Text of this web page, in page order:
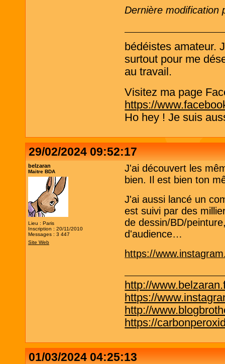
Dernière modification
bédéistes amateur.
surtout pour me
au travail.
Visitez ma page
https://
Ho hey ! Je suis
29/02/2024 09:52:17
belzaran
Maitre BDA
Lieu : Paris
Inscription : 20/11/2010
Messages : 3 447
Site Web
J'ai découvert les
bien. Il est bien ton
J'ai aussi lancé un
est suivi par des
de dessin/BD/
d'audience…
https://
http://
https://
http://
https://
01/03/2024 04:25:13